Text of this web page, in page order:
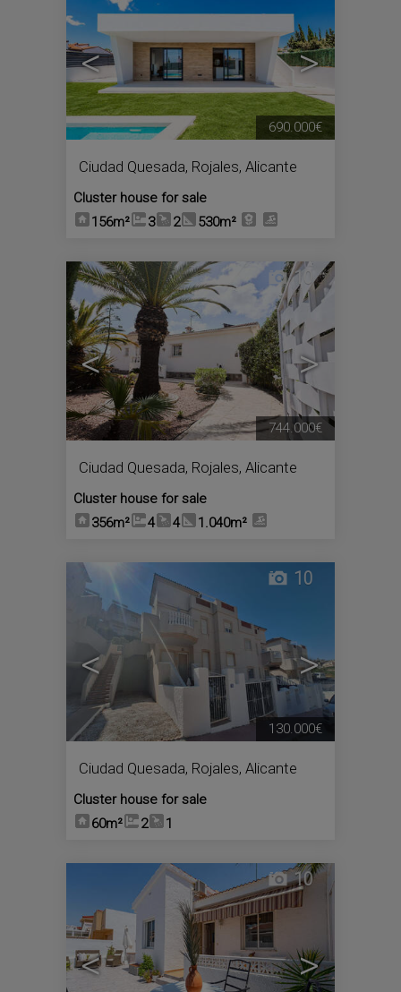
< >
Ciudad Quesada, Rojales, Alicante
Cluster house for sale
156m²
3 2 530m²
690.000€
< >
10
Ciudad Quesada, Rojales, Alicante
Cluster house for sale
356m²
4 4 1.040m²
744.000€
< >
10
Ciudad Quesada, Rojales, Alicante
Cluster house for sale
60m²
2 1
130.000€
< >
10